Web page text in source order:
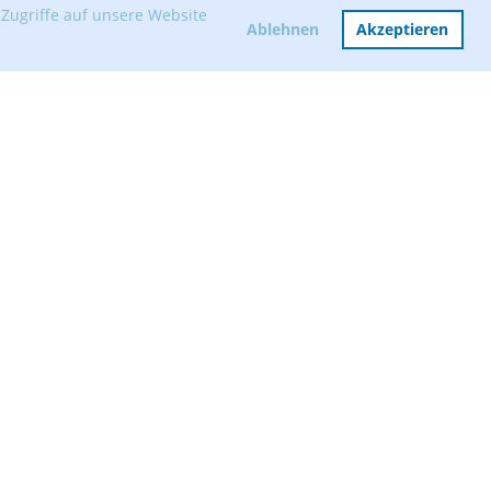
auf unsere Website
Ablehnen Akzeptieren